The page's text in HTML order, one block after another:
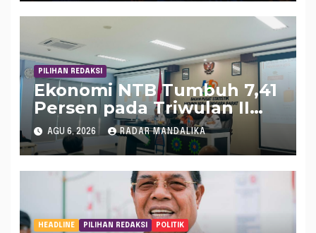
PILIHAN REDAKSI
Ekonomi NTB Tumbuh 7,41
Persen pada Triwulan II
2026, Tertinggi Kedua
Nasional
AGU 6, 2026 RADAR MANDALIKA
HEADLINE PILIHAN REDAKSI POLITIK